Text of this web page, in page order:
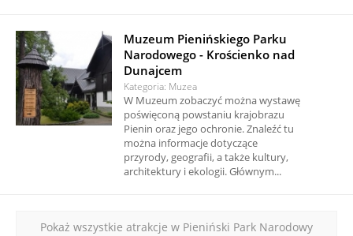
Muzeum Pienińskiego Parku
Narodowego - Krościenko nad
Dunajcem
Kategoria: Muzea
W Muzeum zobaczyć można wystawę
poświęconą powstaniu krajobrazu
Pienin oraz jego ochronie. Znaleźć tu
można informacje dotyczące
przyrody, geografii, a także kultury,
architektury i ekologii. Głównym...
Pokaż wszystkie atrakcje w Pieniński Park Narodowy